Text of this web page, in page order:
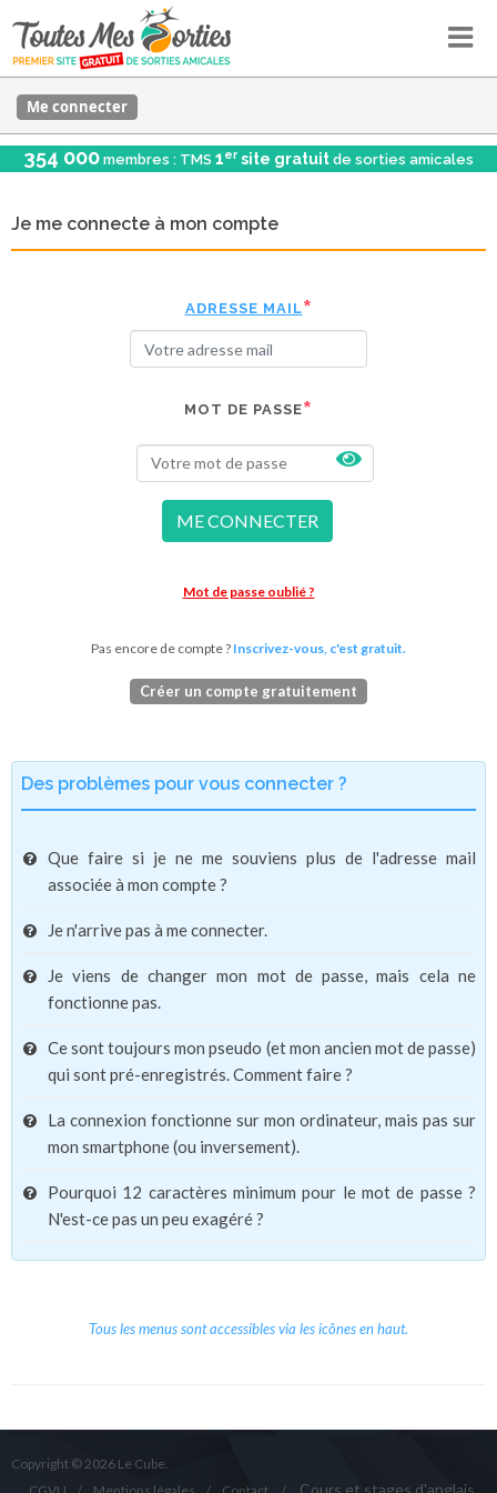
Me connecter
354 000 membres : TMS 1er site gratuit de sorties amicales
Je me connecte à mon compte
ADRESSE MAIL
MOT DE PASSE
ME CONNECTER
Mot de passe oublié ?
Pas encore de compte ? Inscrivez-vous, c'est gratuit.
Créer un compte gratuitement
Des problèmes pour vous connecter ?
Que faire si je ne me souviens plus de l'adresse mail
associée à mon compte ?
Je n'arrive pas à me connecter.
Je viens de changer mon mot de passe, mais cela ne
fonctionne pas.
Ce sont toujours mon pseudo (et mon ancien mot de passe)
qui sont pré-enregistrés. Comment faire ?
La connexion fonctionne sur mon ordinateur, mais pas sur
mon smartphone (ou inversement).
Pourquoi 12 caractères minimum pour le mot de passe ?
N'est-ce pas un peu exagéré ?
Tous les menus sont accessibles via les icônes en haut.
Copyright © 2026 Le Cube.
Cours et stages d'anglais